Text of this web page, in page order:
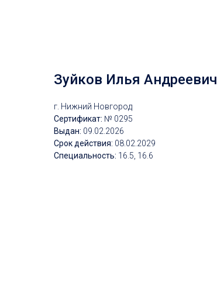
Зуйков Илья Андреевич
г. Нижний Новгород
Сертификат: № 0295
Выдан: 09 .02.2026
Срок действия: 08 .02.2029
Специальность: 16.5, 16.6